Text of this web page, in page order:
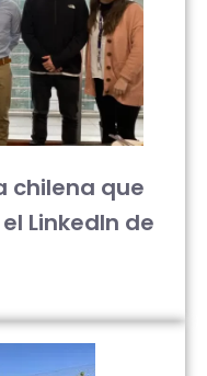
chilena que
LinkedIn de